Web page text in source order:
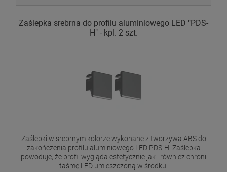
Zaślepka srebrna do profilu aluminiowego LED "PDS-
H" - kpl. 2 szt.
Zaślepki w srebrnym kolorze wykonane z tworzywa ABS do
zakończenia profilu aluminiowego LED PDS-H. Zaślepka
powoduje, że profil wygląda estetycznie jak i również chroni
taśmę LED umieszczoną w środku.